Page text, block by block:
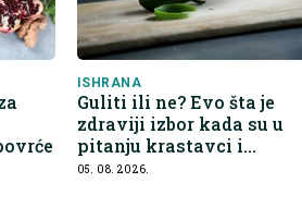
ISHRANA
Guliti ili ne? Evo šta je
zdraviji izbor kada su u
pitanju krastavci i
tikvice
05. 08. 2026.